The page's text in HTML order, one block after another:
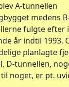
A-tunnellen
medens
fulgte efter
år indtil 1993.
planlagte
D-tunnellen,
noget, er pt.